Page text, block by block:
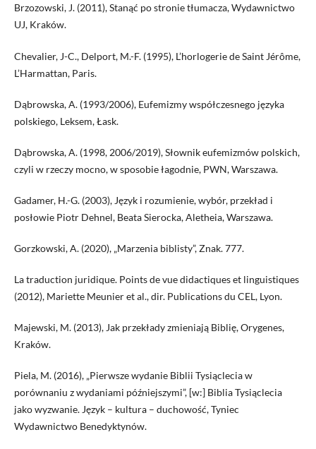
Brzozowski, J. (2011), Stanąć po stronie tłumacza, Wydawnictwo
UJ, Kraków.
Chevalier, J-C., Delport, M.-F. (1995), L’horlogerie de Saint Jérôme,
L’Harmattan, Paris.
Dąbrowska, A. (1993/2006), Eufemizmy współczesnego języka
polskiego, Leksem, Łask.
Dąbrowska, A. (1998, 2006/2019), Słownik eufemizmów polskich,
czyli w rzeczy mocno, w sposobie łagodnie, PWN, Warszawa.
Gadamer, H.-G. (2003), Język i rozumienie, wybór, przekład i
posłowie Piotr Dehnel, Beata Sierocka, Aletheia, Warszawa.
Gorzkowski, A. (2020), „Marzenia biblisty”, Znak. 777.
La traduction juridique. Points de vue didactiques et linguistiques
(2012), Mariette Meunier et al., dir. Publications du CEL, Lyon.
Majewski, M. (2013), Jak przekłady zmieniają Biblię, Orygenes,
Kraków.
Piela, M. (2016), „Pierwsze wydanie Biblii Tysiąclecia w
porównaniu z wydaniami późniejszymi”, [w:] Biblia Tysiąclecia
jako wyzwanie. Język – kultura – duchowość, Tyniec
Wydawnictwo Benedyktynów.